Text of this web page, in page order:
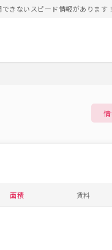
できないスピード情報がありま
面積 賃料